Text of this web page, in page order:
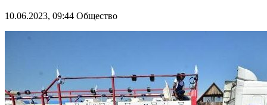
10.06.2023, 09:44 Общество